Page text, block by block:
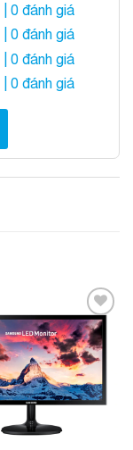
| 0 đánh giá
| 0 đánh giá
| 0 đánh giá
| 0 đánh giá
Add to
Wishlist